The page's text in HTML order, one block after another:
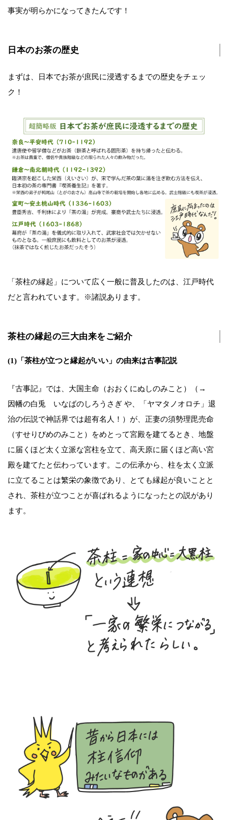
事実が明らかになってきたんです！
日本のお茶の歴史
まずは、日本でお茶が庶民に浸透するまでの歴史をチェッ
ク！
「茶柱の縁起」について広く一般に普及したのは、江戸時代
だと言われています。※諸説あります。
茶柱の縁起の三大由来をご紹介
(1)「茶柱が立つと縁起がいい」の由来は古事記説
『古事記』では、大国主命（おおくにぬしのみこと）（→
因幡の白兎 いなばのしろうさぎ や、「ヤマタノオロチ」退
治の伝説で神話界では超有名人！）が、正妻の須勢理毘売命
（すせりびめのみこと）をめとって宮殿を建てるとき、地盤
に届くほど太く立派な宮柱を立て、高天原に届くほど高い宮
殿を建てたと伝わっています。この伝承から、柱を太く立派
に立てることは繁栄の象徴であり、とても縁起が良いことと
され、茶柱が立つことが喜ばれるようになったとの説があり
ます。